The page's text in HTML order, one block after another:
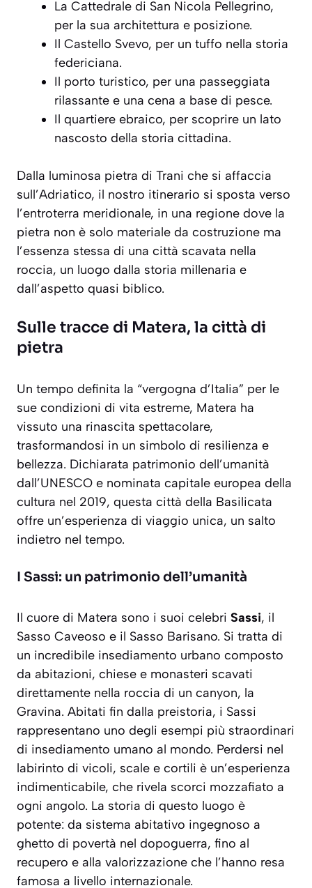
La Cattedrale di San Nicola Pellegrino,
per la sua architettura e posizione.
Il Castello Svevo, per un tuffo nella storia
federiciana.
Il porto turistico, per una passeggiata
rilassante e una cena a base di pesce.
Il quartiere ebraico, per scoprire un lato
nascosto della storia cittadina.
Dalla luminosa pietra di Trani che si affaccia
sull’Adriatico, il nostro itinerario si sposta verso
l’entroterra meridionale, in una regione dove la
pietra non è solo materiale da costruzione ma
l’essenza stessa di una città scavata nella
roccia, un luogo dalla storia millenaria e
dall’aspetto quasi biblico.
Sulle tracce di Matera, la città di
pietra
Un tempo definita la “vergogna d’Italia” per le
sue condizioni di vita estreme, Matera ha
vissuto una rinascita spettacolare,
trasformandosi in un simbolo di resilienza e
bellezza. Dichiarata patrimonio dell’umanità
dall’UNESCO e nominata capitale europea della
cultura nel 2019, questa città della Basilicata
offre un’esperienza di viaggio unica, un salto
indietro nel tempo.
I Sassi: un patrimonio dell’umanità
Il cuore di Matera sono i suoi celebri Sassi, il
Sasso Caveoso e il Sasso Barisano. Si tratta di
un incredibile insediamento urbano composto
da abitazioni, chiese e monasteri scavati
direttamente nella roccia di un canyon, la
Gravina. Abitati fin dalla preistoria, i Sassi
rappresentano uno degli esempi più straordinari
di insediamento umano al mondo. Perdersi nel
labirinto di vicoli, scale e cortili è un’esperienza
indimenticabile, che rivela scorci mozzafiato a
ogni angolo. La storia di questo luogo è
potente: da sistema abitativo ingegnoso a
ghetto di povertà nel dopoguerra, fino al
recupero e alla valorizzazione che l’hanno resa
famosa a livello internazionale.